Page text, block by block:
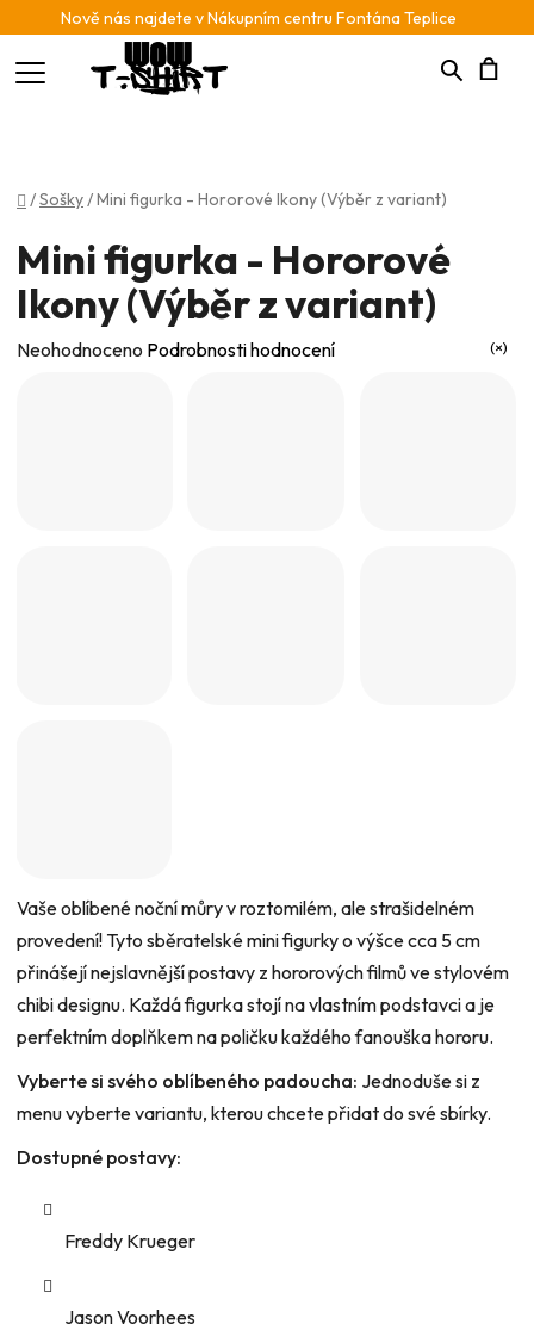
Nově nás najdete v Nákupním centru Fontána Teplice
Hledat
Domů
/Sošky/Mini figurka - Hororové Ikony (Výběr z variant)
Vaše oblíbené noční můry v roztomilém, ale strašidelném
provedení! Tyto sběratelské mini figurky o výšce cca 5 cm
přinášejí nejslavnější postavy z hororových filmů ve stylovém
chibi designu. Každá figurka stojí na vlastním podstavci a je
perfektním doplňkem na poličku každého fanouška hororu.
Vyberte si svého oblíbeného padoucha: Jednoduše si z
menu vyberte variantu, kterou chcete přidat do své sbírky.
Dostupné postavy:
Freddy Krueger
Jason Voorhees
Mini figurka - Hororové
Ikony (Výběr z variant)
Průměrné
Neohodnoceno Podrobnosti hodnocení